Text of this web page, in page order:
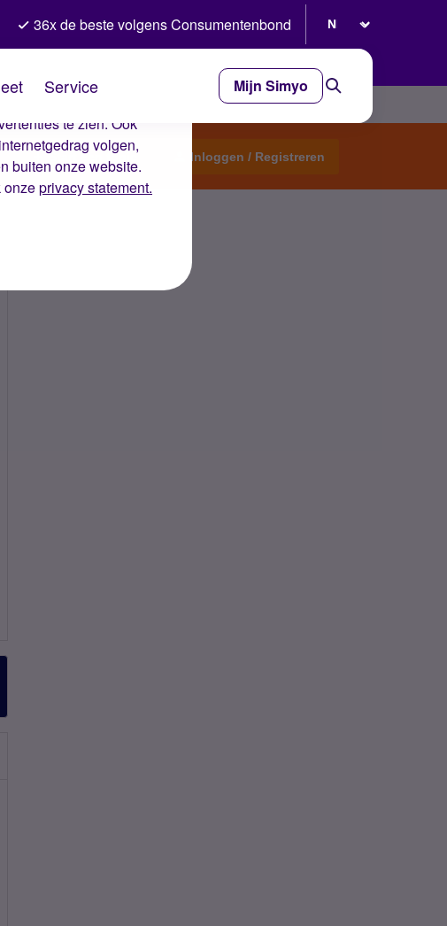
dat je ervaring op de
te zien. Ook
volgen,
buiten onze website.
onzeprivacy statement.
36x de beste volgens Consumentenbond
Service Mijn Simyo
Start een topic Inloggen / Registreren